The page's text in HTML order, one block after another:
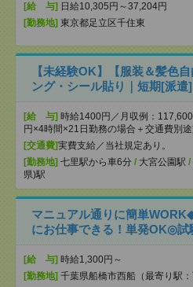
[給 与] 日給10,305円～37,204円
[勤務地] 東京都足立区千住東
【未経験OK】【服装＆髪色
ング・シール貼り｜短期[派遣]
[給 与] 時給1400円／月収例：
円×4時間×21日勤務の場合＋交通費別
[交通費]実費支給／当社規定あり。
[勤務地] 七里駅から車6分 / 大宮公園駅 /
県)駅
マニュアル通りに簡単
にお仕事できる！単発OK◎試
[給 与] 時給1,300円～
[勤務地] 千葉県船橋市西船（最寄り駅：